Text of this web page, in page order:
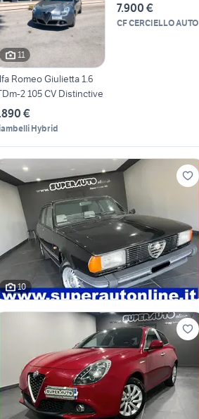
11
Romeo Giulietta 1.6
2 105 CV Distinctive
€
Hybrid
7.900 €
CF CERCIELLO AUTO
10